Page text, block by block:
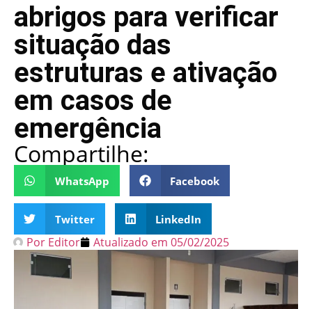
abrigos para verificar
situação das
estruturas e ativação
em casos de
emergência
Compartilhe:
WhatsApp Facebook
Twitter LinkedIn
Por Editor Atualizado em 05/02/2025